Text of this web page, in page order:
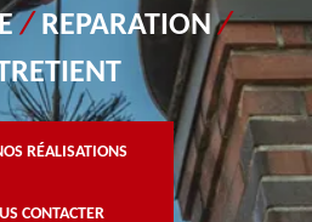
/ REPARATION/
RÉALISATIONS
CONTACTER